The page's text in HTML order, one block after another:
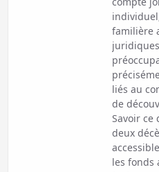
familière
liés au
de
Savoir ce
deux
les fonds